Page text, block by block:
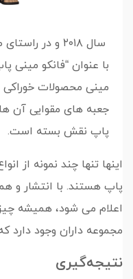
سال ۲۰۱۸ و در
با عنوان “فانکو مینی
مینی محصولات خوراکی
جعبه های مقوایی آن
پاپ نقش بسته است.
اینها تنها چند نمونه از
پاپ هستند. با انتشار و
اعلام می شود، همیشه
مجموعه داران وجود دارد
نتیجه‌گیری